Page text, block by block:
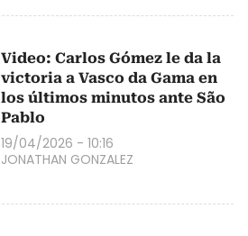
Video: Carlos Gómez le da la
victoria a Vasco da Gama en
los últimos minutos ante São
Pablo
19/04/2026 - 10:16
JONATHAN GONZALEZ